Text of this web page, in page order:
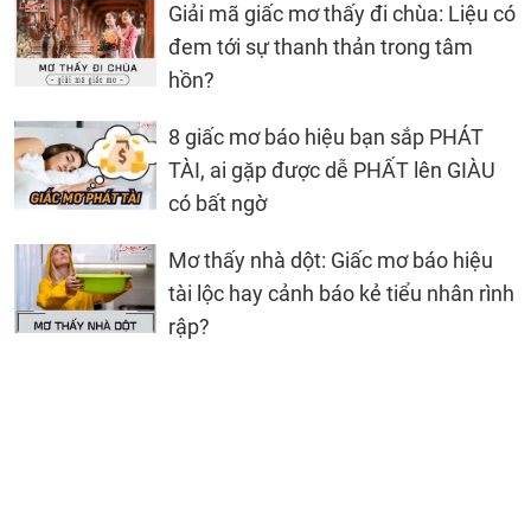
Giải mã giấc mơ thấy đi chùa: Liệu có
đem tới sự thanh thản trong tâm
hồn?
8 giấc mơ báo hiệu bạn sắp PHÁT
TÀI, ai gặp được dễ PHẤT lên GIÀU
có bất ngờ
Mơ thấy nhà dột: Giấc mơ báo hiệu
tài lộc hay cảnh báo kẻ tiểu nhân rình
rập?